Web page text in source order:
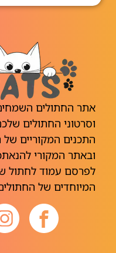
אתר החתולים
וסרטוני החתולים
התכנים המקוריים
ובאתר המקורי
לפרסם עמוד לחתול
המיוחדים של